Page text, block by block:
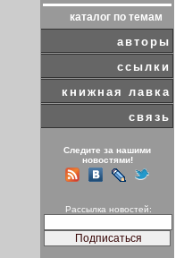
каталог по темам
авторы
ссылки
книжная лавка
связь
Следите за нашими
новостями!
Рассылка новостей: